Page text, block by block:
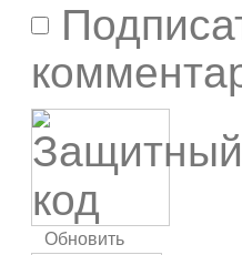
Обновить